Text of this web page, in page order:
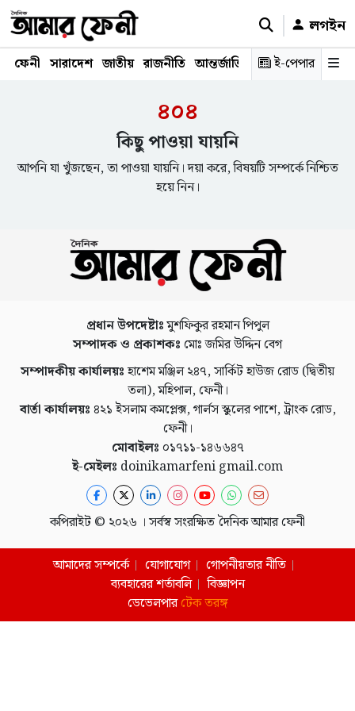
লগইন
ফেনী সারাদেশ জাতীয় রাজনীতি আন্তর্জাতিক অর্থনীতি
ই-পেপার
৪০৪
কিছু পাওয়া যায়নি
আপনি যা খুঁজছেন, তা পাওয়া যায়নি। দয়া করে, বিষয়টি সম্পর্কে নিশ্চিত
হয়ে নিন।
প্রধান উপদেষ্টাঃমুশফিকুর রহমান পিপুল
সম্পাদক ও প্রকাশকঃ মোঃ জমির উদ্দিন বেগ
সম্পাদকীয় কার্যালয়ঃহাশেম মঞ্জিল ২৪৭, সার্কিট হাউজ রোড (দ্বিতীয়
তলা), মহিপাল, ফেনী।
বার্তা কার্যালয়ঃ ৪২১ ইসলাম কমপ্লেক্স, গার্লস স্কুলের পাশে, ট্রাংক রোড,
ফেনী।
মোবাইলঃ ০১৭১১-১৪৬৬৪৭
ই-মেইলঃ doinikamarfeni gmail.com
কপিরাইট © ২০২৬ । সর্বস্ব সংরক্ষিত দৈনিক আমার ফেনী
আমাদের সম্পর্কে যোগাযোগ
গোপনীয়তার নীতি
ব্যবহারের শর্তাবলি
বিজ্ঞাপন
ডেভেলপারটেক তরঙ্গ